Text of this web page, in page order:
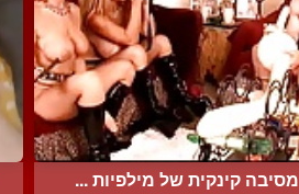
מסיבה קינקית של מילפיות ...